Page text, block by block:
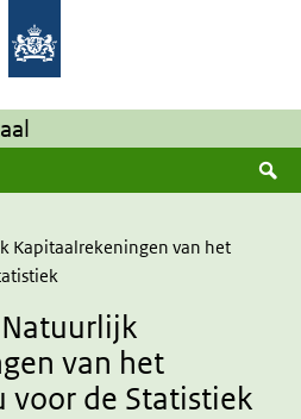
Kapitaalrekeningen van het
van het
voor de Statistiek